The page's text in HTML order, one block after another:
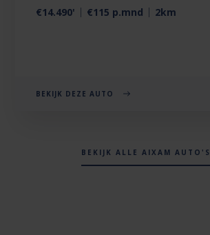
€14.490' €115 p.mnd 2km
BEKIJK DEZE AUTO
BEKIJK ALLE AIXAM AUTO'S